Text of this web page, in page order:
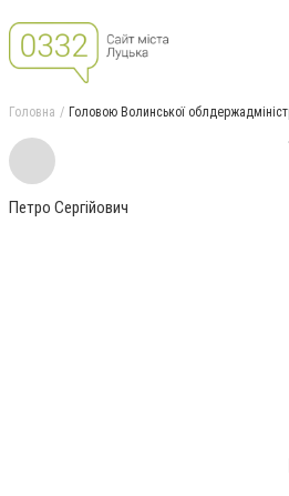
Головна Головою Волинської
Петро Сергійович